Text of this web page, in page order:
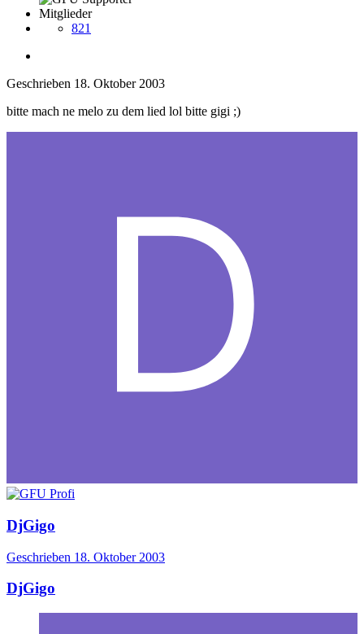
Mitglieder
821
Geschrieben 18. Oktober 2003
bitte mach ne melo zu dem lied lol bitte gigi ;)
DjGigo
Geschrieben 18. Oktober 2003
DjGigo